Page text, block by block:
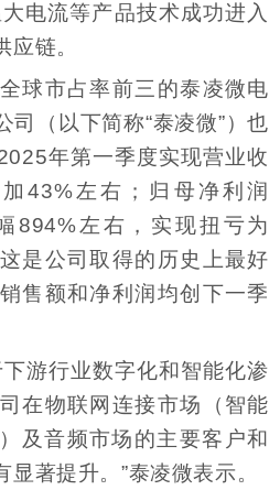
电流等产品技术成功进入
链。
球市占率前三的泰凌微电
司（以下简称“泰凌微”）也
年第一季度实现营业收
43%左右；归母净利润
894%左右，实现扭亏为
是公司取得的历史上最好
售额和净利润均创下一季
游行业数字化和智能化渗
在物联网连接市场（智能
及音频市场的主要客户和
著提升。”泰凌微表示。